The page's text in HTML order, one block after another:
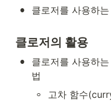
• 클로저를 사용하
클로저의 활용
•
클로저를 사용하
법
◦ 고차 함수